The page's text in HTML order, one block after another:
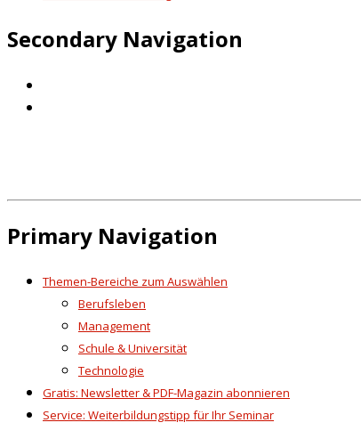
Secondary Navigation
Primary Navigation
Themen-Bereiche zum Auswählen
Berufsleben
Management
Schule & Universität
Technologie
Gratis: Newsletter & PDF-Magazin abonnieren
Service: Weiterbildungstipp für Ihr Seminar